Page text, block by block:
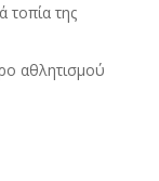
τοπία της
αθλητισμού